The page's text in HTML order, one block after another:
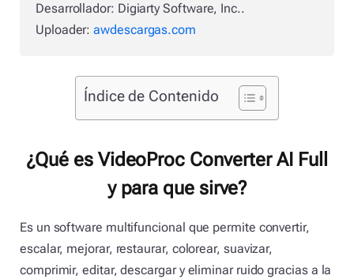
Desarrollador: Digiarty Software, Inc..
Uploader:awdescargas.com
Índice de Contenido
¿Qué es VideoProc Converter AI Full
y para que sirve?
Es un software multifuncional que permite convertir,
escalar, mejorar, restaurar, colorear, suavizar,
comprimir, editar, descargar y eliminar ruido gracias a la